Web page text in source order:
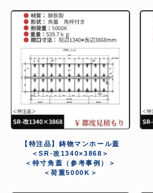
【特注品】鋳物マンホール蓋
＜SR-改1340×3868＞
＜特寸角蓋（参考事例）＞
＜荷重5000K＞